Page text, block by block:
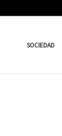
SOCIEDAD